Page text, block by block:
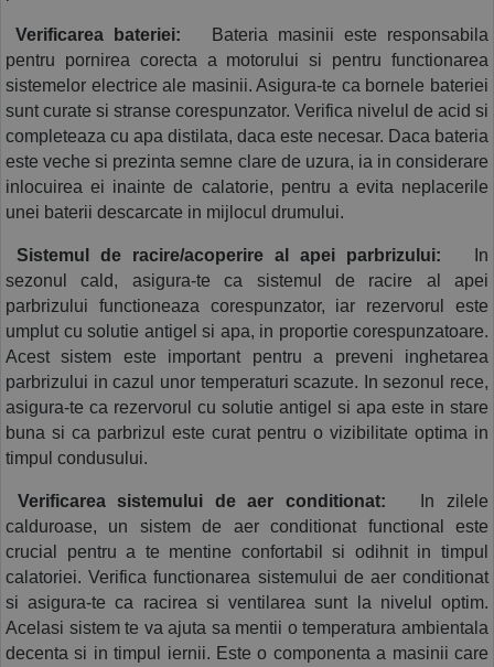
Verificarea bateriei:
Bateria masinii este responsabila
pentru pornirea corecta a motorului si pentru functionarea
sistemelor electrice ale masinii. Asigura-te ca bornele bateriei
sunt curate si stranse corespunzator. Verifica nivelul de acid si
completeaza cu apa distilata, daca este necesar. Daca bateria
este veche si prezinta semne clare de uzura, ia in considerare
inlocuirea ei inainte de calatorie, pentru a evita neplacerile
unei baterii descarcate in mijlocul drumului.
Sistemul de racire/acoperire al apei parbrizului:
In
sezonul cald, asigura-te ca sistemul de racire al apei
parbrizului functioneaza corespunzator, iar rezervorul este
umplut cu solutie antigel si apa, in proportie corespunzatoare.
Acest sistem este important pentru a preveni inghetarea
parbrizului in cazul unor temperaturi scazute. In sezonul rece,
asigura-te ca rezervorul cu solutie antigel si apa este in stare
buna si ca parbrizul este curat pentru o vizibilitate optima in
timpul condusului.
Verificarea sistemului de aer conditionat:
In zilele
calduroase, un sistem de aer conditionat functional este
crucial pentru a te mentine confortabil si odihnit in timpul
calatoriei. Verifica functionarea sistemului de aer conditionat
si asigura-te ca racirea si ventilarea sunt la nivelul optim.
Acelasi sistem te va ajuta sa mentii o temperatura ambientala
decenta si in timpul iernii. Este o componenta a masinii care